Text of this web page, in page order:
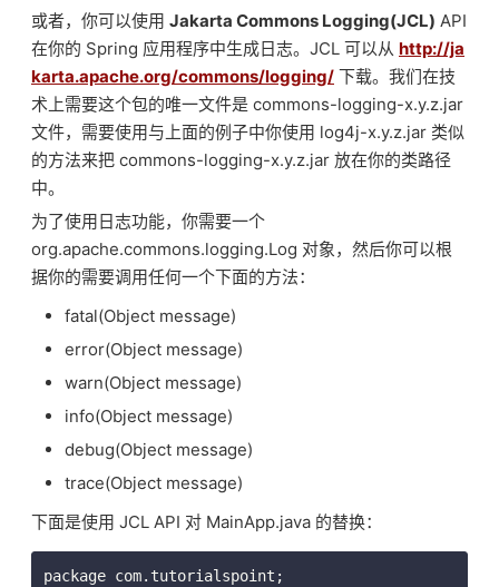
或者，你可以使用 Jakarta Commons Logging(JCL) API
在你的 Spring 应用程序中生成日志。JCL 可以从 http://ja
karta.apache.org/commons/logging/ 下载。我们在技
术上需要这个包的唯一文件是 commons-logging-x.y.z.jar
文件，需要使用与上面的例子中你使用 log4j-x.y.z.jar 类似
的方法来把 commons-logging-x.y.z.jar 放在你的类路径
中。
为了使用日志功能，你需要一个
org.apache.commons.logging.Log 对象，然后你可以根
据你的需要调用任何一个下面的方法：
fatal(Object message)
error(Object message)
warn(Object message)
info(Object message)
debug(Object message)
trace(Object message)
下面是使用 JCL API 对 MainApp.java 的替换：
package com.tutorialspoint;